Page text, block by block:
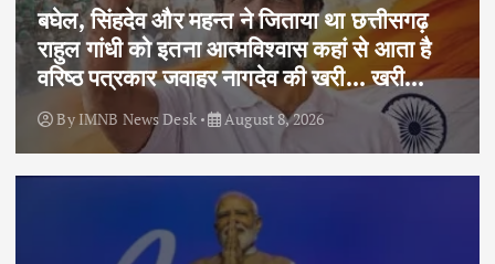
बघेल, सिंहदेव और महन्त ने जिताया था छत्तीसगढ़
राहुल गांधी को इतना आत्मविश्वास कहां से आता है
वरिष्ठ पत्रकार जवाहर नागदेव की खरी… खरी…
By IMNB News Desk August 8, 2026